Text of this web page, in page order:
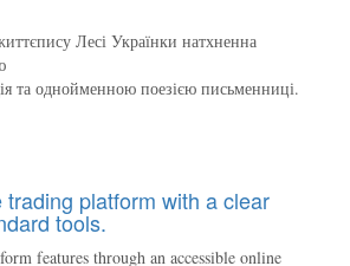
Лесі Українки натхненна
та однойменною поезією письменниці.
platform with a clear
tools.
features through an accessible online